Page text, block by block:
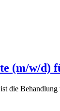
(m/w/d)
die